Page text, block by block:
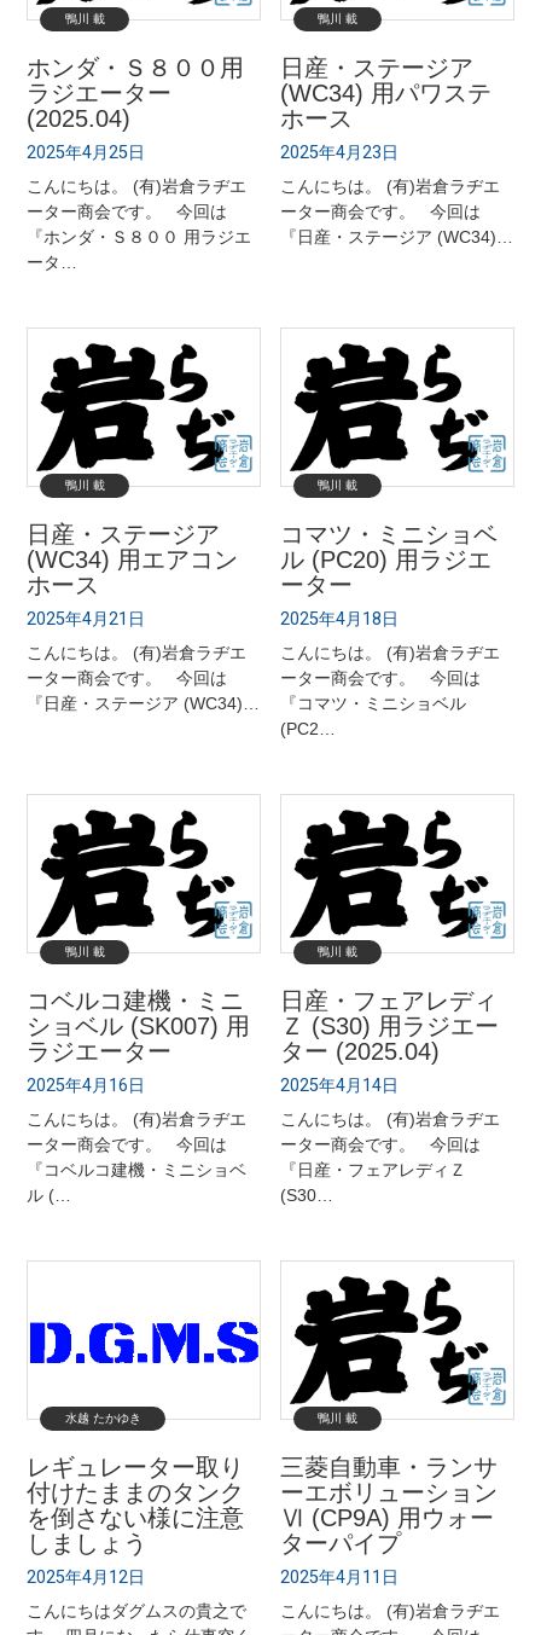
鴨川 載
ホンダ・Ｓ８００用
ラジエーター
(2025.04)
2025年4月25日
こんにちは。 (有)岩倉ラヂエ
ーター商会です。 今回は
『ホンダ・Ｓ８００ 用ラジエ
ータ…
鴨川 載
日産・ステージア
(WC34) 用パワステ
ホース
2025年4月23日
こんにちは。 (有)岩倉ラヂエ
ーター商会です。 今回は
『日産・ステージア (WC34)…
鴨川 載
日産・ステージア
(WC34) 用エアコン
ホース
2025年4月21日
こんにちは。 (有)岩倉ラヂエ
ーター商会です。 今回は
『日産・ステージア (WC34)…
鴨川 載
コマツ・ミニショベ
ル (PC20) 用ラジエ
ーター
2025年4月18日
こんにちは。 (有)岩倉ラヂエ
ーター商会です。 今回は
『コマツ・ミニショベル
(PC2…
鴨川 載
コベルコ建機・ミニ
ショベル (SK007) 用
ラジエーター
2025年4月16日
こんにちは。 (有)岩倉ラヂエ
ーター商会です。 今回は
『コベルコ建機・ミニショベ
ル (…
鴨川 載
日産・フェアレディ
Ｚ (S30) 用ラジエー
ター (2025.04)
2025年4月14日
こんにちは。 (有)岩倉ラヂエ
ーター商会です。 今回は
『日産・フェアレディＺ
(S30…
水越 たかゆき
レギュレーター取り
付けたままのタンク
を倒さない様に注意
しましょう
2025年4月12日
こんにちはダグムスの貴之で
鴨川 載
三菱自動車・ランサ
ーエボリューション
Ⅵ (CP9A) 用ウォー
ターパイプ
2025年4月11日
こんにちは。 (有)岩倉ラヂエ